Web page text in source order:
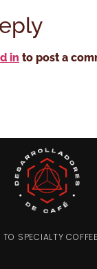
in to post a
SPECIALTY